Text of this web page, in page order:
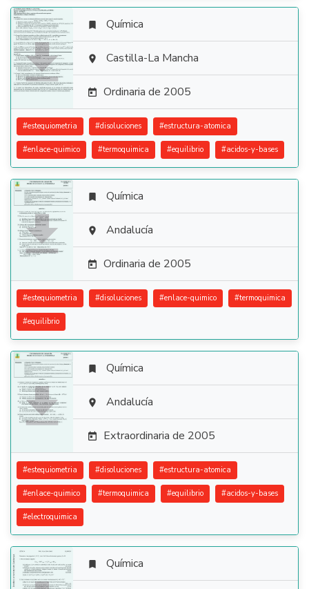

 Química
 Castilla-La Mancha
 Ordinaria de 2005
#estequiometria #disoluciones #estructura-atomica
#enlace-quimico #termoquimica #equilibrio #acidos-y-bases

 Química
 Andalucía
 Ordinaria de 2005
#estequiometria #disoluciones #enlace-quimico #termoquimica
#equilibrio

 Química
 Andalucía
 Extraordinaria de 2005
#estequiometria #disoluciones #estructura-atomica
#enlace-quimico #termoquimica #equilibrio #acidos-y-bases
#electroquimica
 Química